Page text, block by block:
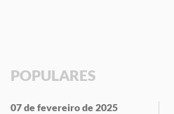
POPULARES
07 de fevereiro de 2025